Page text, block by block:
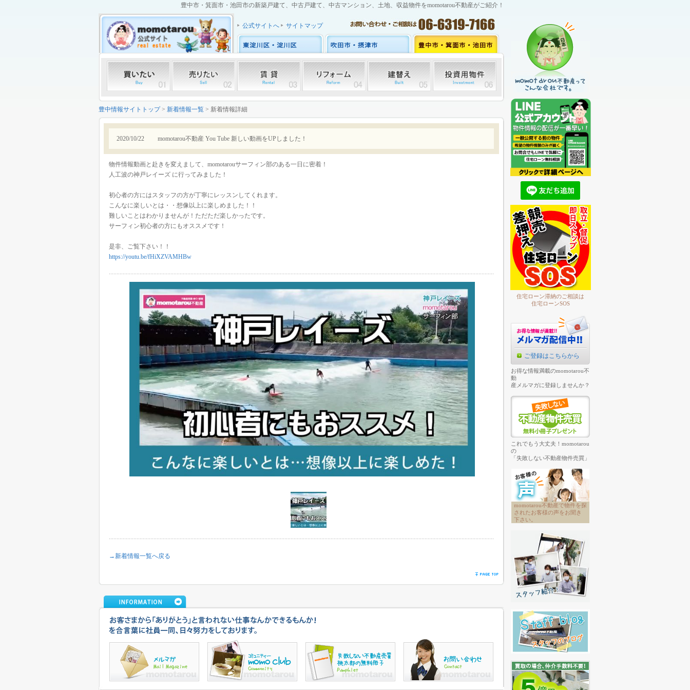
豊中市・箕面市・池田市の新築戸建て、中古戸建て、中古マンション、土地、収益物件をmomotarou不動産がご紹介！
公式サイトへ サイトマップ
豊中情報サイトトップ> 新着情報一覧 > 新着情報詳細
2020/10/22 momotarou不動産 You Tube 新しい動画をUPしました！
物件情報動画と赴きを変えまして、momotarouサーフィン部のある一日に密着！
人工波の神戸レイーズ に行ってみました！
初心者の方にはスタッフの方が丁寧にレッスンしてくれます。
こんなに楽しいとは・・想像以上に楽しめました！！
難しいことはわかりませんが！ただただ楽しかったです。
サーフィン初心者の方にもオススメです！
是非、ご覧下さい！！
https://youtu.be/fHiXZVAMHBw
→新着情報一覧へ戻る
住宅ローン滞納のご相談は
住宅ローンSOS
ご登録はこちらから
お得な情報満載のmomotarou不
動
産メルマガに登録しませんか？
これでもう大丈夫！momotarou
の
「失敗しない不動産物件売買」
momotarou不動産で物件を探
されたお客様の声をお聞き
下さい。